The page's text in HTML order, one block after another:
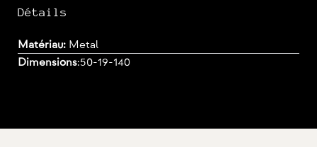
Détails
Matériau: Metal
Dimensions:50-19-140